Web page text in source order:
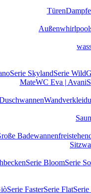
Türen
Serie SkylandSerie Wild
MateWC Eva | Avani
Badewannen
Serie BloomSerie
Serie FasterSerie Flat